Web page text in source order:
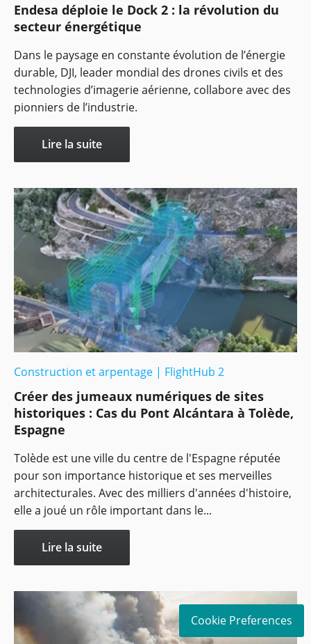
Endesa déploie le Dock 2 : la révolution du
secteur énergétique
Dans le paysage en constante évolution de l’énergie
durable, DJI, leader mondial des drones civils et des
technologies d’imagerie aérienne, collabore avec des
pionniers de l’industrie.
Lire la suite
Construction et arpentage | FlightHub 2
Créer des jumeaux numériques de sites
historiques : Cas du Pont Alcántara à Tolède,
Espagne
Tolède est une ville du centre de l'Espagne réputée
pour son importance historique et ses merveilles
architecturales. Avec des milliers d'années d'histoire,
elle a joué un rôle important dans le...
Lire la suite
Cookie Preferences